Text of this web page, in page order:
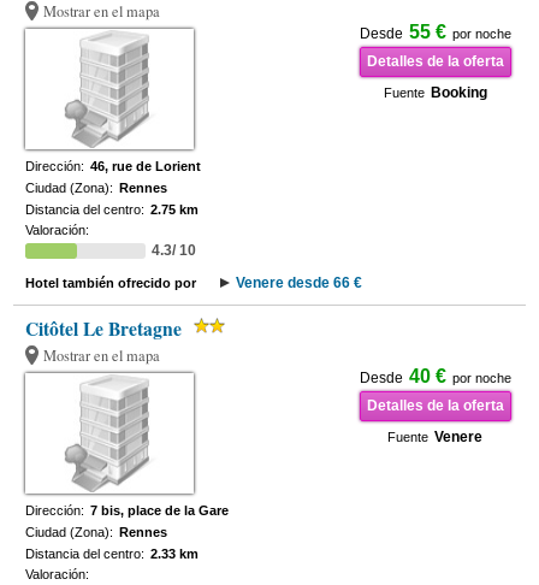
Mostrar en el mapa
Desde 55 € por noche
Detalles de la oferta
Fuente Booking
Dirección: 46, rue de Lorient
Ciudad (Zona): Rennes
Distancia del centro: 2.75 km
Valoración:
4.3/ 10
Hotel también ofrecido por Venere desde 66 €
Citôtel Le Bretagne
Mostrar en el mapa
Desde 40 € por noche
Detalles de la oferta
Fuente Venere
Dirección: 7 bis, place de la Gare
Ciudad (Zona): Rennes
Distancia del centro: 2.33 km
Valoración: